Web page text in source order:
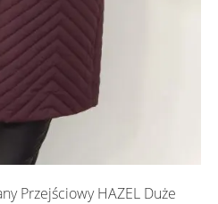
Przejściowy HAZEL Duże